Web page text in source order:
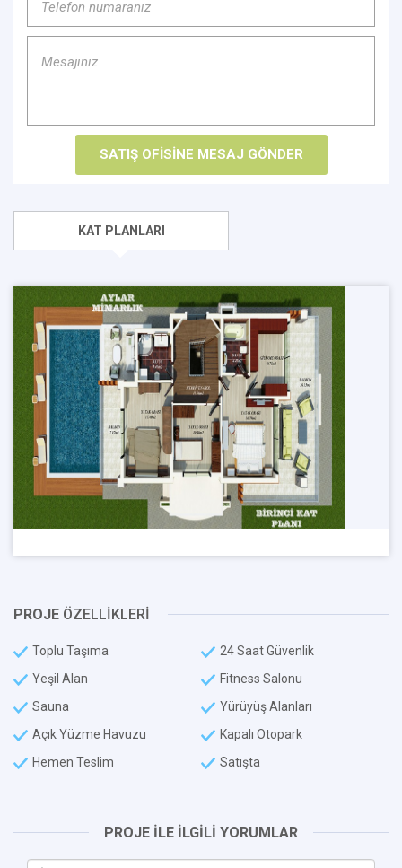
KAT PLANLARI
PROJE ÖZELLİKLERİ
Toplu Taşıma
24 Saat Güvenlik
Yeşil Alan
Fitness Salonu
Sauna
Yürüyüş Alanları
Açık Yüzme Havuzu
Kapalı Otopark
Hemen Teslim
Satışta
PROJE İLE İLGİLİ YORUMLAR